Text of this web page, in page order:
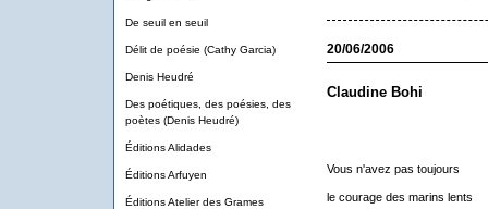
De seuil en seuil
Délit de poésie (Cathy Garcia)
Denis Heudré
Des poétiques, des poésies, des
poètes (Denis Heudré)
Éditions Alidades
Éditions Arfuyen
Éditions Atelier des Grames
20/06/2006
Claudine Bohi
Vous n'avez pas toujours
le courage des marins lents